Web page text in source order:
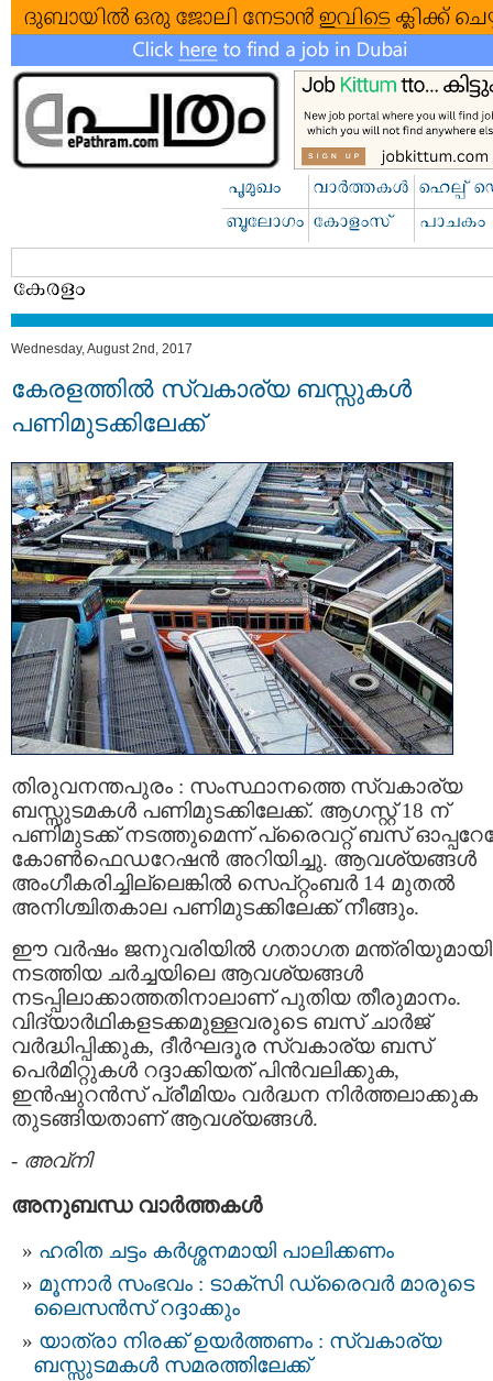
Wednesday, August 2nd, 2017
കേരളത്തില്‍ സ്വകാര്യ ബസ്സുകള്‍
പണിമുടക്കിലേക്ക്
തിരുവനന്തപുരം : സംസ്ഥാനത്തെ സ്വകാര്യ
ബസ്സുടമകള്‍ പണിമുടക്കിലേക്ക്. ആഗസ്റ്റ് 18 ന്
പണിമുടക്ക് നടത്തുമെന്ന് പ്രൈവറ്റ് ബസ്
കോണ്‍ഫെഡറേഷന്‍ അറിയിച്ചു. ആവശ്യങ്ങള്‍
അംഗീകരിച്ചില്ലെങ്കില്‍ സെപ്റ്റംബര്‍ 14 മുതല്‍
അനിശ്ചിതകാല പണിമുടക്കിലേക്ക് നീങ്ങും.
ഈ വര്‍ഷം ജനുവരിയില്‍ ഗതാഗത മന്ത്രിയുമായി
നടത്തിയ ചര്‍ച്ചയിലെ ആവശ്യങ്ങള്‍
നടപ്പിലാക്കാത്തതിനാലാണ് പുതിയ തീരുമാനം.
വിദ്യാര്‍ഥികളടക്കമുള്ളവരുടെ ബസ് ചാര്‍ജ്
വര്‍ദ്ധിപ്പിക്കുക, ദീര്‍ഘദൂര സ്വകാര്യ ബസ്
പെര്‍മിറ്റുകള്‍ റദ്ദാക്കിയത് പിന്‍വലിക്കുക,
ഇന്‍ഷുറന്‍സ് പ്രീമിയം വര്‍ദ്ധന നിര്‍ത്തലാക്കുക
തുടങ്ങിയതാണ് ആവശ്യങ്ങള്‍.
- അവ്നി
അനുബന്ധ വാര്‍ത്തകള്‍
ഹരിത ചട്ടം കർശ്ശനമായി പാലിക്കണം
മൂന്നാർ സംഭവം : ടാക്‌സി ഡ്രൈവര്‍ മാരുടെ
ലൈസന്‍സ് റദ്ദാക്കും
യാത്രാ നിരക്ക് ഉയർത്തണം : സ്വകാര്യ
ബസ്സുടമകള്‍ സമരത്തിലേക്ക്